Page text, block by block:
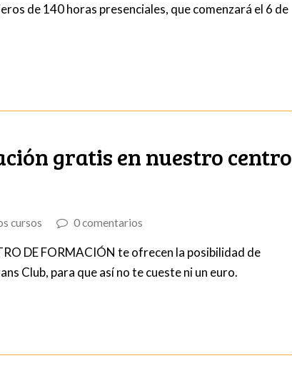
de 140 horas presenciales, que comenzará el 6 de
gratis en nuestro centro
cursos 0 comentarios
DE FORMACIÓN te ofrecen la posibilidad de
Club, para que así no te cueste ni un euro.